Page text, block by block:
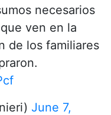
necesarios
ven en la
de los familiares
June 7,